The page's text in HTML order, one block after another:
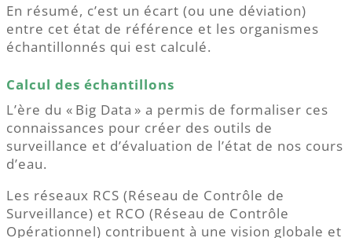
En résumé, c’est un écart (ou une déviation)
entre cet état de référence et les organismes
échantillonnés qui est calculé.
Calcul des échantillons
L’ère du « Big Data » a permis de formaliser ces
connaissances pour créer des outils de
surveillance et d’évaluation de l’état de nos cours
d’eau.
Les réseaux RCS (Réseau de Contrôle de
Surveillance) et RCO (Réseau de Contrôle
Opérationnel) contribuent à une vision globale et